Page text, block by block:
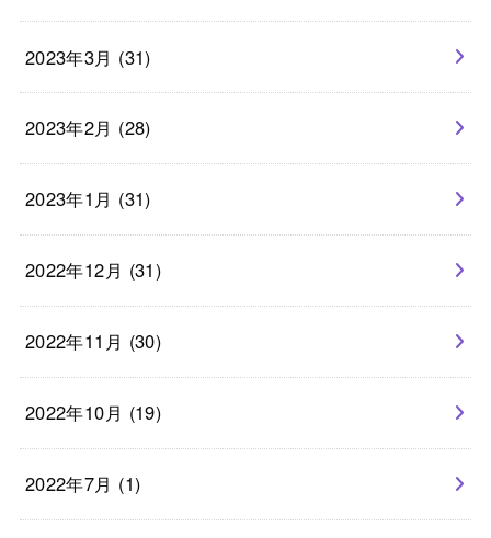
2023年3月 (31)
2023年2月 (28)
2023年1月 (31)
2022年12月 (31)
2022年11月 (30)
2022年10月 (19)
2022年7月 (1)